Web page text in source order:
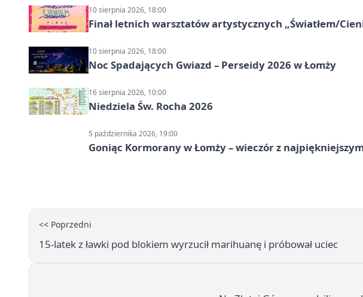
10 sierpnia 2026, 18:00
Finał letnich warsztatów artystycznych „Światłem/
10 sierpnia 2026, 18:00
Noc Spadających Gwiazd – Perseidy 2026 w Łomży
16 sierpnia 2026, 10:00
Niedziela Św. Rocha 2026
5 października 2026, 19:00
Goniąc Kormorany w Łomży – wieczór z
<< Poprzedni
15-latek z ławki pod blokiem wyrzucił marihuanę i próbował uciec